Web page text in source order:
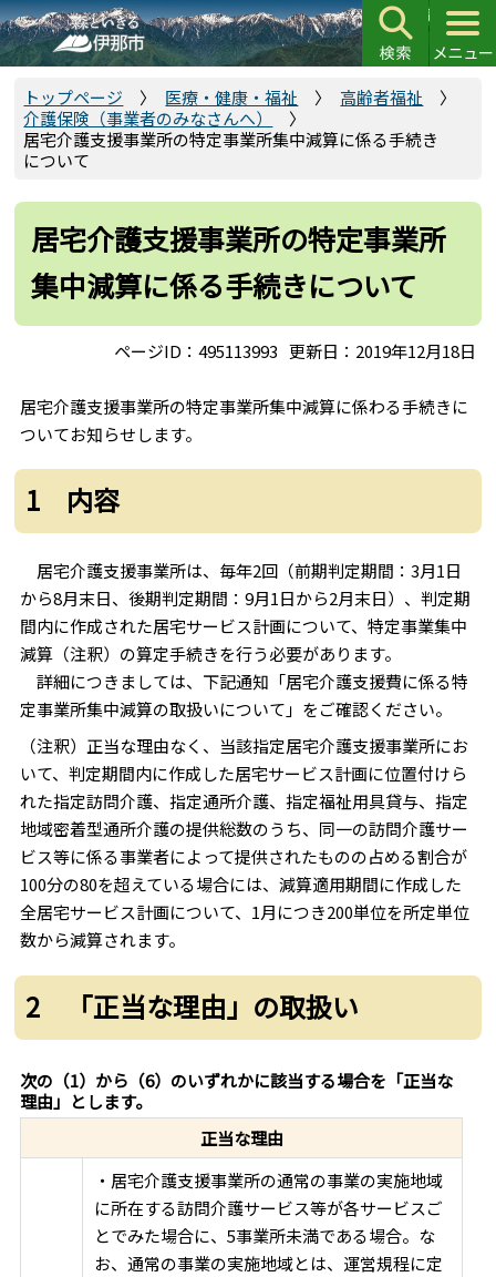
こ
の
ペ
頭
トップページ 医療・健康・福祉
高齢者福祉
介護保険（事業者のみなさんへ）
居宅介護支援事業所の特定事業所集中減算に係る手続き
について
居宅介護支援事業所の特定事業所
集中減算に係る手続きについて
ページID：495113993 更新日：2019年12月18日
居宅介護支援事業所の特定事業所集中減算に係わる手続きに
ついてお知らせします。
1 内容
居宅介護支援事業所は、毎年2回（前期判定期間：3月1日
から8月末日、後期判定期間：9月1日から2月末日）、判定期
間内に作成された居宅サービス計画について、特定事業集中
減算（注釈）の算定手続きを行う必要があります。
詳細につきましては、下記通知「居宅介護支援費に係る特
定事業所集中減算の取扱いについて」をご確認ください。
（注釈）正当な理由なく、当該指定居宅介護支援事業所にお
いて、判定期間内に作成した居宅サービス計画に位置付けら
れた指定訪問介護、指定通所介護、指定福祉用具貸与、指定
地域密着型通所介護の提供総数のうち、同一の訪問介護サー
ビス等に係る事業者によって提供されたものの占める割合が
100分の80を超えている場合には、減算適用期間に作成した
全居宅サービス計画について、1月につき200単位を所定単位
数から減算されます。
2 「正当な理由」の取扱い
次の（1）から（6）のいずれかに該当する場合を「正当な
理由」とします。
正当な理由
・居宅介護支援事業所の通常の事業の実施地域
に所在する訪問介護サービス等が各サービスご
とでみた場合に、5事業所未満である場合。な
お、通常の事業の実施地域とは、運営規程に定